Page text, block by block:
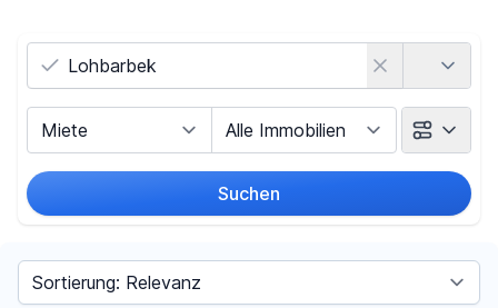
Suchen
Sortieren nach